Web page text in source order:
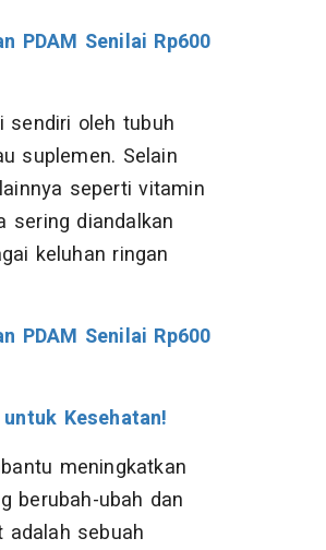
PDAM Senilai Rp600
sendiri oleh tubuh
suplemen. Selain
seperti vitamin
sering diandalkan
keluhan ringan
PDAM Senilai Rp600
Kesehatan!
meningkatkan
berubah-ubah dan
sebuah